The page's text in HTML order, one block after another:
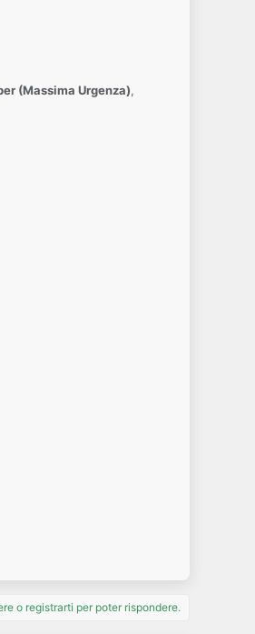
(Massima Urgenza),
o registrarti per poter rispondere.